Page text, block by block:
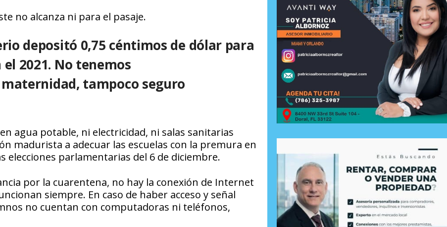
no alcanza ni para el pasaje.
depositó 0,75 céntimos de dólar para
2021. No tenemos
tampoco seguro
agua potable, ni electricidad, ni salas sanitarias
madurista a adecuar las escuelas con la premura en
elecciones parlamentarias del 6 de diciembre.
por la cuarentena, no hay la conexión de Internet
siempre. En caso de haber acceso y señal
no cuentan con computadoras ni teléfonos,